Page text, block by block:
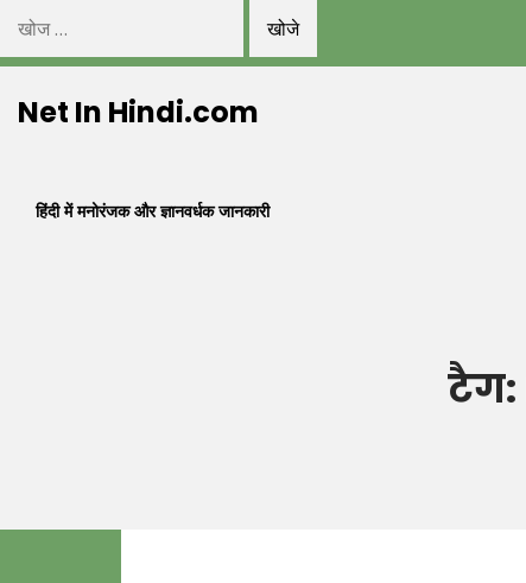
निम्न
को
खोजें:
toNet In Hindi.com
हिंदी में मनोरंजक और ज्ञानवर्धक जानकारी
टैग: